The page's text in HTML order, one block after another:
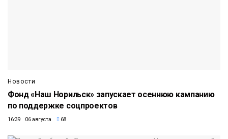
Новости
Фонд «Наш Норильск» запускает осеннюю кампанию
по поддержке соцпроектов
16:39 06 августа 68